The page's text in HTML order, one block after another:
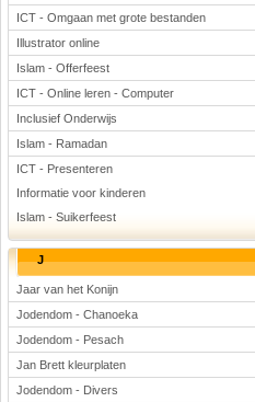
ICT - Omgaan met grote bestanden
Illustrator online
Islam - Offerfeest
ICT - Online leren - Computer
Inclusief Onderwijs
Islam - Ramadan
ICT - Presenteren
Informatie voor kinderen
Islam - Suikerfeest
J
Jaar van het Konijn
Jodendom - Chanoeka
Jodendom - Pesach
Jan Brett kleurplaten
Jodendom - Divers